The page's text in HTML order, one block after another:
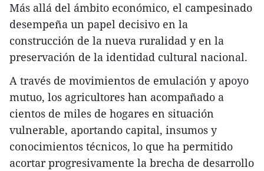
Más allá del ámbito económico, el campesinado
desempeña un papel decisivo en la
construcción de la nueva ruralidad y en la
preservación de la identidad cultural nacional.
A través de movimientos de emulación y apoyo
mutuo, los agricultores han acompañado a
cientos de miles de hogares en situación
vulnerable, aportando capital, insumos y
conocimientos técnicos, lo que ha permitido
acortar progresivamente la brecha de desarrollo